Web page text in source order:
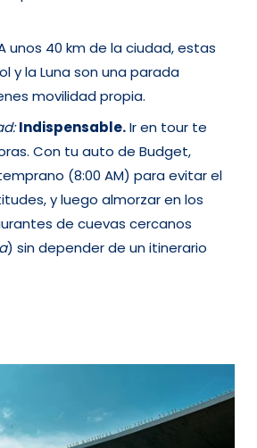
unos 40 km de la ciudad, estas
y la Luna son una parada
movilidad propia.
Indispensable.Ir en tour te
Con tu auto de Budget,
(8:00 AM) para evitar el
y luego almorzar en los
de cuevas cercanos
) sin depender de un itinerario